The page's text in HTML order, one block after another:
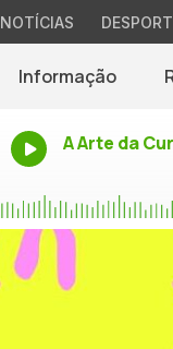
NOTÍCIAS
Informação
A Arte da